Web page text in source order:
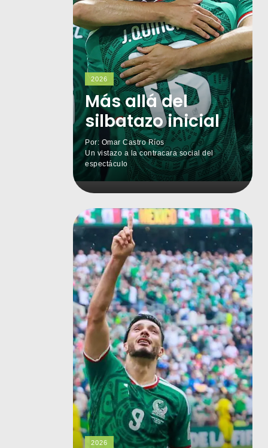
2026
Más allá del
silbatazo inicial
Por: Omar Castro Ríos
Un vistazo a la contracara social del
espectáculo
2026